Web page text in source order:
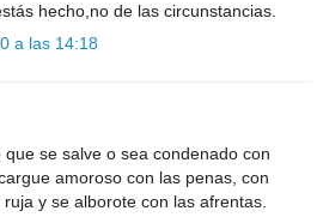
hecho,no de las circunstancias.
a las 14:18
se salve o sea condenado con
amoroso con las penas, con
y se alborote con las afrentas.